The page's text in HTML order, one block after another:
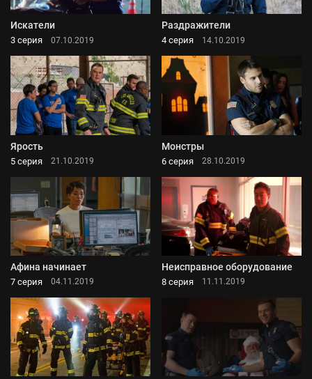
Искатели
3 серия 07.10.2019
Раздражители
4 серия 14.10.2019
Ярость
5 серия 21.10.2019
Монстры
6 серия 28.10.2019
Афина начинает
7 серия 04.11.2019
Неисправное оборудование
8 серия 11.11.2019